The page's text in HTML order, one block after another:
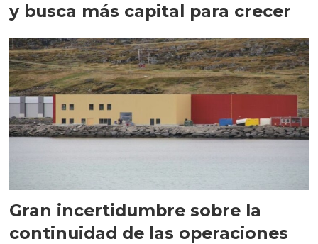
y busca más capital para crecer
Gran incertidumbre sobre la
continuidad de las operaciones